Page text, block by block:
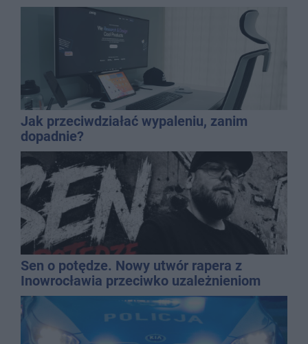
Jak przeciwdziałać wypaleniu, zanim
dopadnie?
Sen o potędze. Nowy utwór rapera z
Inowrocławia przeciwko uzależnieniom